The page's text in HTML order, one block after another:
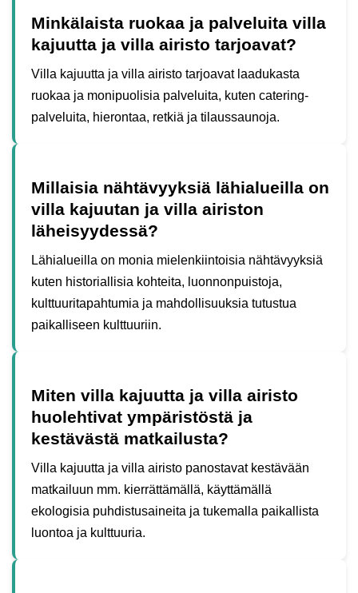
Minkälaista ruokaa ja palveluita villa
kajuutta ja villa airisto tarjoavat?
Villa kajuutta ja villa airisto tarjoavat laadukasta
ruokaa ja monipuolisia palveluita, kuten catering-
palveluita, hierontaa, retkiä ja tilaussaunoja.
Millaisia nähtävyyksiä lähialueilla on
villa kajuutan ja villa airiston
läheisyydessä?
Lähialueilla on monia mielenkiintoisia nähtävyyksiä
kuten historiallisia kohteita, luonnonpuistoja,
kulttuuritapahtumia ja mahdollisuuksia tutustua
paikalliseen kulttuuriin.
Miten villa kajuutta ja villa airisto
huolehtivat ympäristöstä ja
kestävästä matkailusta?
Villa kajuutta ja villa airisto panostavat kestävään
matkailuun mm. kierrättämällä, käyttämällä
ekologisia puhdistusaineita ja tukemalla paikallista
luontoa ja kulttuuria.